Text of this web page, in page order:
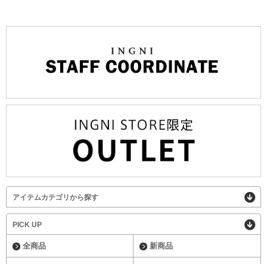
アイテムカテゴリから探す
PICK UP
全商品 新商品